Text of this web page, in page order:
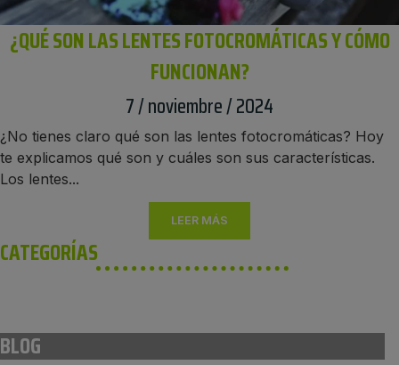
¿QUÉ SON LAS LENTES FOTOCROMÁTICAS Y CÓMO
FUNCIONAN?
7 / noviembre / 2024
¿No tienes claro qué son las lentes fotocromáticas? Hoy
te explicamos qué son y cuáles son sus características.
Los lentes...
LEER MÁS
CATEGORÍAS
BLOG